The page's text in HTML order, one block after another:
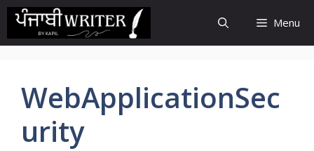
Skip
content
Menu
WebApplicationSec
urity